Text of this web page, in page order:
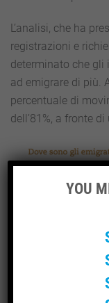
L’analisi, che ha
registrazioni e
determinato che
ad emigrare di più.
percentuale di
dell’81%, a fronte
YOU